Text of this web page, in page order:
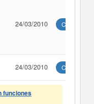
24/03/2010 Consultar
24/03/2010 Consultar
funciones